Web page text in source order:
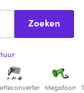
Zoeken
Megafoon